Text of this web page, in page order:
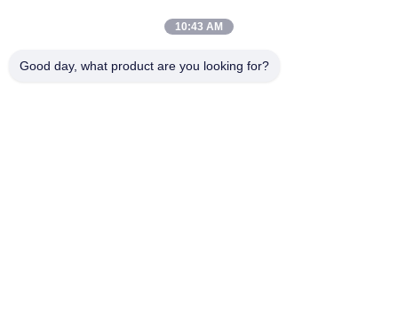
Macchina universale
10:43 AM
Good day, what product are you looking for?